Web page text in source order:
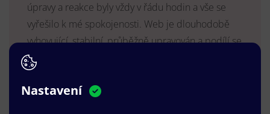
úpravy a reakce byly vždy v řádu hodin a vše se
vyřešilo k mé spokojenosti. Web je dlouhodobě
vyhovující, stabilní, průběžně upravován a podílí se
na pozitivním vnímání naší značky.
MUDr. Radek Vyšohlíd
VENART s.r.o.
Nastavení